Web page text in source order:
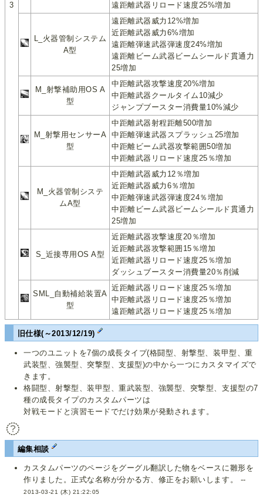
3
遠距離武器リロード速度25%増加
L_火器管制システム
A型
遠距離武器威力12%増加
近距離武器威力6%増加
遠距離弾速武器弾速度24%増加
遠距離ビーム武器ビームシールド貫通力
25増加
M_射撃補助用OS A
型
中距離武器攻撃速度20%増加
中距離武器クールタイム10減少
ジャンプブースター消費量10%減少
M_射撃用センサーA
型
中距離武器射程距離500増加
中距離弾速武器スプラッシュ25増加
中距離ビーム武器攻撃範囲50増加
中距離武器リロード速度25％増加
M_火器管制システ
ムA型
中距離武器威力12％増加
近距離武器威力6％増加
中距離弾速武器弾速度24％増加
中距離ビーム武器ビームシールド貫通力
25増加
S_近接専用OS A型
近距離武器攻撃速度20％増加
近距離武器攻撃範囲15％増加
近距離武器リロード速度25％増加
ダッシュブースター消費量20％削減
SML_自動補給装置A
型
近距離武器リロード速度25％増加
中距離武器リロード速度25％増加
遠距離武器リロード速度25％増加
旧仕様(～2013/12/19)
一つのユニットを7個の成長タイプ(格闘型、射撃型、装甲型、重
武装型、強襲型、突撃型、支援型)の中から一つにカスタマイズで
きます。
格闘型、射撃型、装甲型、重武装型、強襲型、突撃型、支援型の7
種の成長タイプのカスタムパーツは
対戦モードと演習モードでだけ効果が発動されます。
編集相談
カスタムパーツのページをグーグル翻訳した物をベースに雛形を
作りました。正式な名称が分かる方、修正をお願いします。 --
2013-03-21 (木) 21:22:05